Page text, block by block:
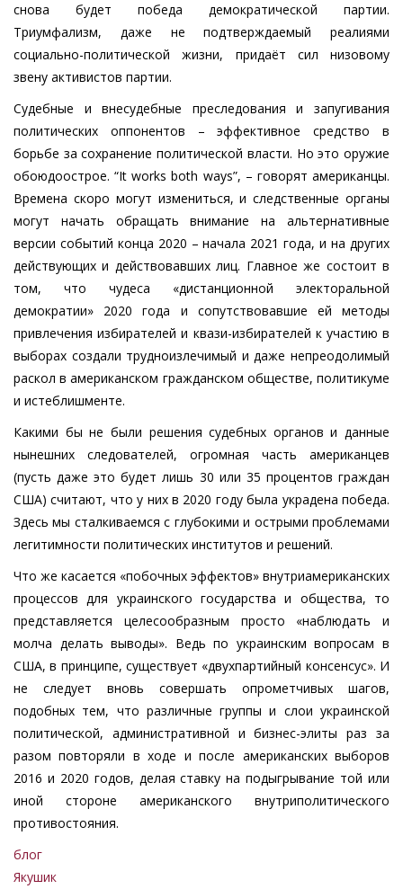
снова будет победа демократической партии.
Триумфализм, даже не подтверждаемый реалиями
социально-политической жизни, придаёт сил низовому
звену активистов партии.
Судебные и внесудебные преследования и запугивания
политических оппонентов – эффективное средство в
борьбе за сохранение политической власти. Но это оружие
обоюдоострое. “It works both ways”, – говорят американцы.
Времена скоро могут измениться, и следственные органы
могут начать обращать внимание на альтернативные
версии событий конца 2020 – начала 2021 года, и на других
действующих и действовавших лиц. Главное же состоит в
том, что чудеса «дистанционной электоральной
демократии» 2020 года и сопутствовавшие ей методы
привлечения избирателей и квази-избирателей к участию в
выборах создали трудноизлечимый и даже непреодолимый
раскол в американском гражданском обществе, политикуме
и истеблишменте.
Какими бы не были решения судебных органов и данные
нынешних следователей, огромная часть американцев
(пусть даже это будет лишь 30 или 35 процентов граждан
США) считают, что у них в 2020 году была украдена победа.
Здесь мы сталкиваемся с глубокими и острыми проблемами
легитимности политических институтов и решений.
Что же касается «побочных эффектов» внутриамериканских
процессов для украинского государства и общества, то
представляется целесообразным просто «наблюдать и
молча делать выводы». Ведь по украинским вопросам в
США, в принципе, существует «двухпартийный консенсус». И
не следует вновь совершать опрометчивых шагов,
подобных тем, что различные группы и слои украинской
политической, административной и бизнес-элиты раз за
разом повторяли в ходе и после американских выборов
2016 и 2020 годов, делая ставку на подыгрывание той или
иной стороне американского внутриполитического
противостояния.
блог
Якушик